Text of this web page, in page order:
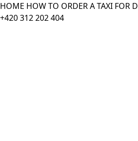
HOME HOW TO ORDER A TAXI FOR
+420 312 202 404